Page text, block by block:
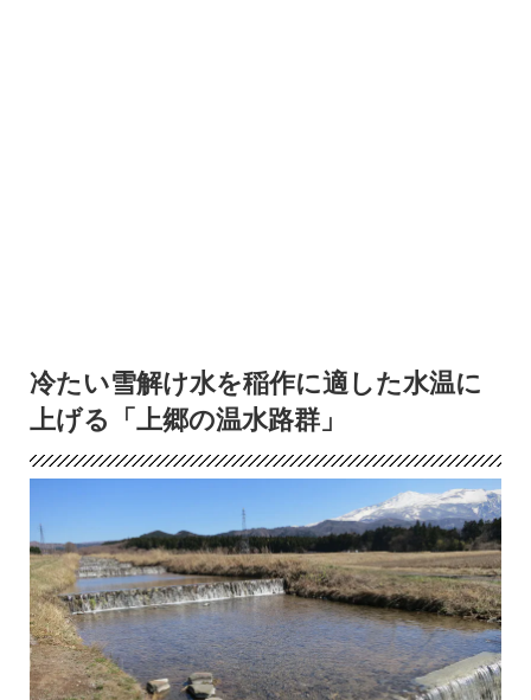
冷たい雪解け水を稲作に適した水温に
上げる「上郷の温水路群」